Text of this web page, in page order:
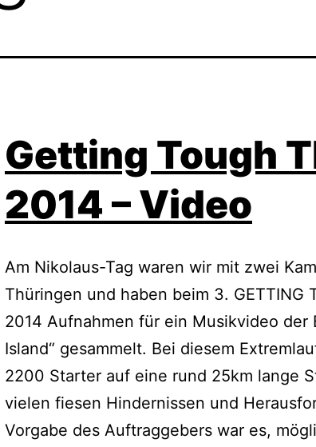
Getting Tough
2014 – Video
Am Nikolaus-Tag waren wir mit zwei
Thüringen und haben beim 3. GETTING
2014 Aufnahmen für ein Musikvideo der
Island“ gesammelt. Bei diesem
2200 Starter auf eine rund 25km lange
vielen fiesen Hindernissen und
Vorgabe des Auftraggebers war es,